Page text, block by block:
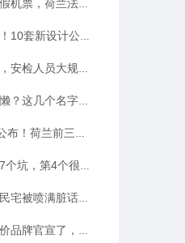
法院竟然没判他坐牢
布，你最喜欢哪一款？
大规模停工越来越近…
名字几乎满大街都是
，中国护照进步很大
4个很多人都会中招…
脏话，只因支持难民…
将硬扛Temu和SHEIN